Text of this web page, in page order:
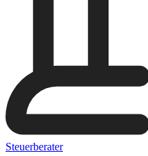
Steuerberater